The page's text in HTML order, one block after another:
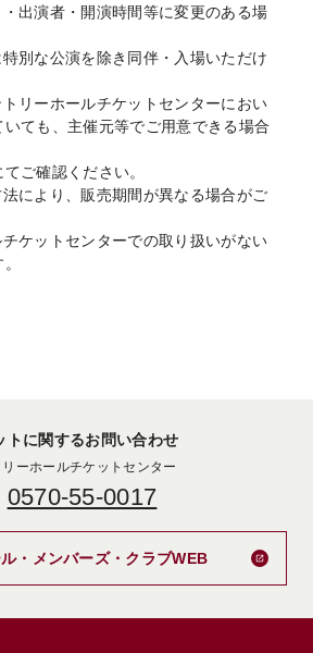
出演者・開演時間等に変更のある場
別な公演を除き同伴・入場いただけ
リーホールチケットセンターにおい
ても、主催元等でご用意できる場合
ご確認ください。
により、販売期間が異なる場合がご
ケットセンターでの取り扱いがない
トに関するお問い合わせ
ーホールチケットセンター
0570-55-0017
・メンバーズ・クラブWEB